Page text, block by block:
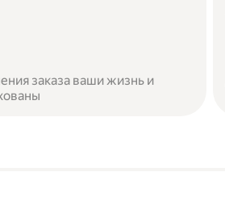
заказа ваши жизнь и